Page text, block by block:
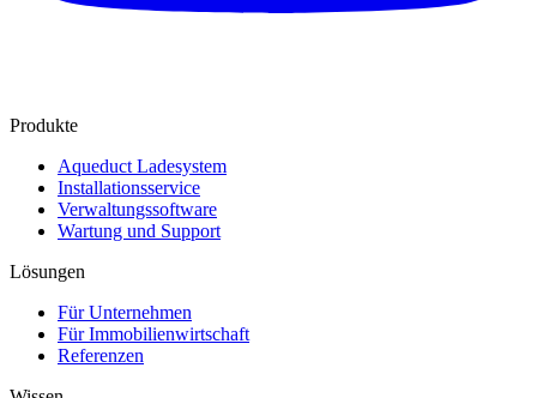
Produkte
Aqueduct Ladesystem
Installationsservice
Verwaltungssoftware
Wartung und Support
Lösungen
Für Unternehmen
Für Immobilienwirtschaft
Referenzen